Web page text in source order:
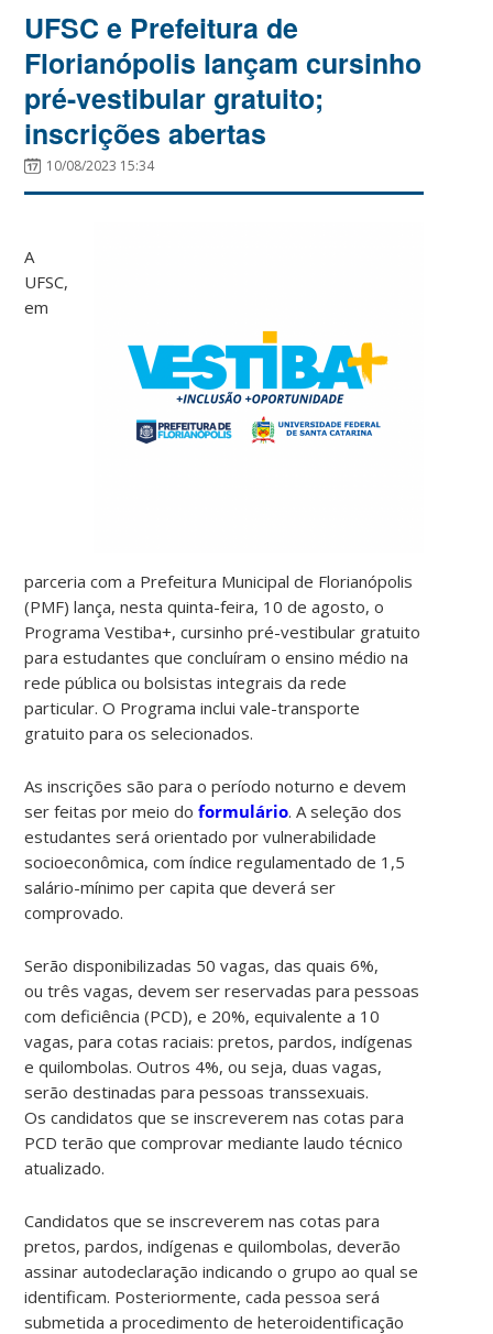
UFSC e Prefeitura de
Florianópolis lançam cursinho
pré-vestibular gratuito;
inscrições abertas
10/08/2023 15:34
A
UFSC,
em
parceria com a Prefeitura Municipal de Florianópolis
(PMF) lança, nesta quinta-feira, 10 de agosto, o
Programa Vestiba+, cursinho pré-vestibular gratuito
para estudantes que concluíram o ensino médio na
rede pública ou bolsistas integrais da rede
particular. O Programa inclui vale-transporte
gratuito para os selecionados.
As inscrições são para o período noturno e devem
ser feitas por meio doformulário. A seleção dos
estudantes será orientado por vulnerabilidade
socioeconômica, com índice regulamentado de 1,5
salário-mínimo per capita que deverá ser
comprovado.
Serão disponibilizadas 50 vagas, das quais 6%,
ou três vagas, devem ser reservadas para pessoas
com deficiência (PCD), e 20%, equivalente a 10
vagas, para cotas raciais: pretos, pardos, indígenas
e quilombolas. Outros 4%, ou seja, duas vagas,
serão destinadas para pessoas transsexuais.
Os candidatos que se inscreverem nas cotas para
PCD terão que comprovar mediante laudo técnico
atualizado.
Candidatos que se inscreverem nas cotas para
pretos, pardos, indígenas e quilombolas, deverão
assinar autodeclaração indicando o grupo ao qual se
identificam. Posteriormente, cada pessoa será
submetida a procedimento de heteroidentificação